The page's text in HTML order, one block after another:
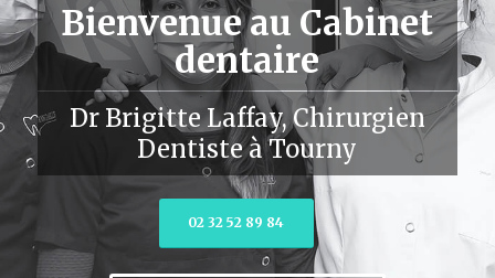
Bienvenue au Cabinet
dentaire
Dr Brigitte Laffay, Chirurgien
Dentiste à Tourny
02 32 52 89 84